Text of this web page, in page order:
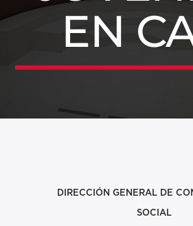
EN
DIRECCIÓN GENERAL DE
SOCIAL